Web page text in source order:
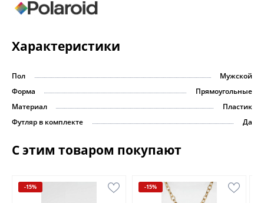
Характеристики
Пол
Мужской
Форма
Прямоугольные
Материал
Пластик
Футляр в комплекте
Да
С этим товаром покупают
-15% -15%